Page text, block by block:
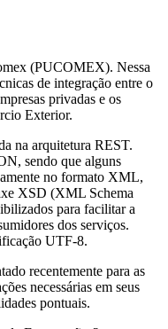
(PUCOMEX). Nessa
de integração entre o
privadas e os
Exterior.
na arquitetura REST.
sendo que alguns
no formato XML,
XSD (XML Schema
para facilitar a
dos serviços.
UTF-8.
recentemente para as
necessárias em seus
pontuais.